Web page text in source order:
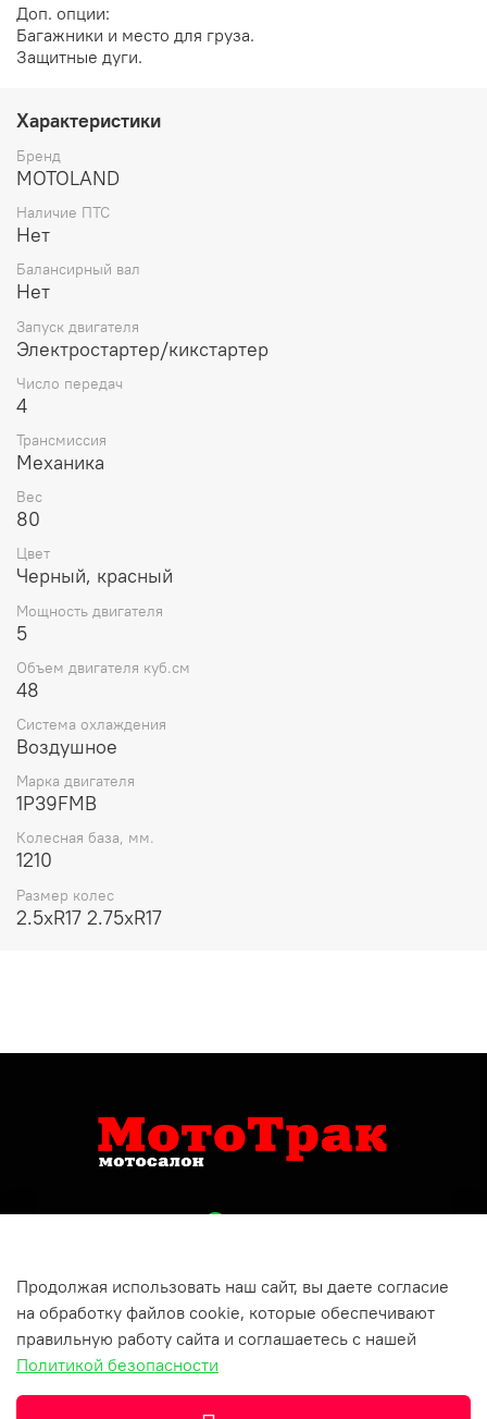
Доп. опции:
Багажники и место для груза.
Защитные дуги.
Характеристики
Бренд
MOTOLAND
Наличие ПТС
Нет
Балансирный вал
Нет
Запуск двигателя
Электростартер/кикстартер
Число передач
4
Трансмиссия
Механика
Вес
80
Цвет
Черный, красный
Мощность двигателя
5
Объем двигателя куб.см
48
Система охлаждения
Воздушное
Марка двигателя
1P39FMB
Колесная база, мм.
1210
Размер колес
2.5хR17 2.75хR17
+79809150732
Респ Татарстан, г Бугульма, ул Хусаина Ямашева, д 10
Продолжая использовать наш сайт, вы даете согласие
на обработку файлов cookie, которые обеспечивают
правильную работу сайта и соглашаетесь с нашей
Политикой безопасности